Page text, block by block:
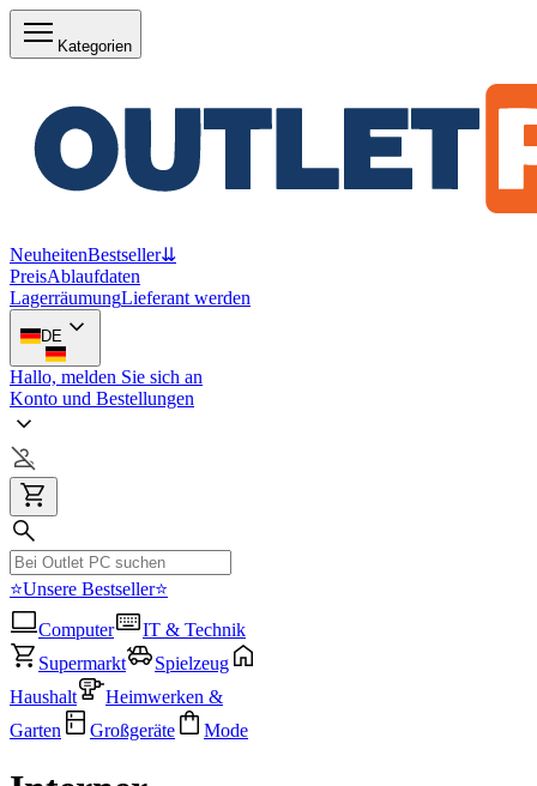
Kategorien
NeuheitenBestseller⇊
PreisAblaufdaten
LagerräumungLieferant werden
DE
Hallo, melden Sie sich an
Konto und Bestellungen
⭐Unsere Bestseller⭐
Computer
IT & Technik
Supermarkt
Spielzeug
Haushalt
Heimwerken &
Garten
Großgeräte Mode